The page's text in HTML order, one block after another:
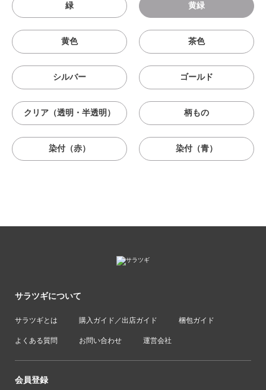
緑 黄緑
黄色 茶色
シルバー ゴールド
クリア（透明・半透明） 柄もの
染付（赤） 染付（青）
サラツギについて
サラツギとは 購入ガイド／出店ガイド 梱包ガイド
よくある質問 お問い合わせ 運営会社
会員登録